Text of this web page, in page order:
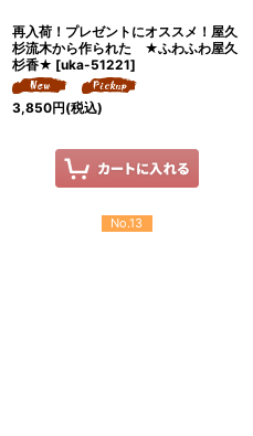
再入荷！プレゼントにオススメ！屋久
杉流木から作られた ★ふわふわ屋久
杉香★ [uka-51221]
3,850円(税込)
No.13